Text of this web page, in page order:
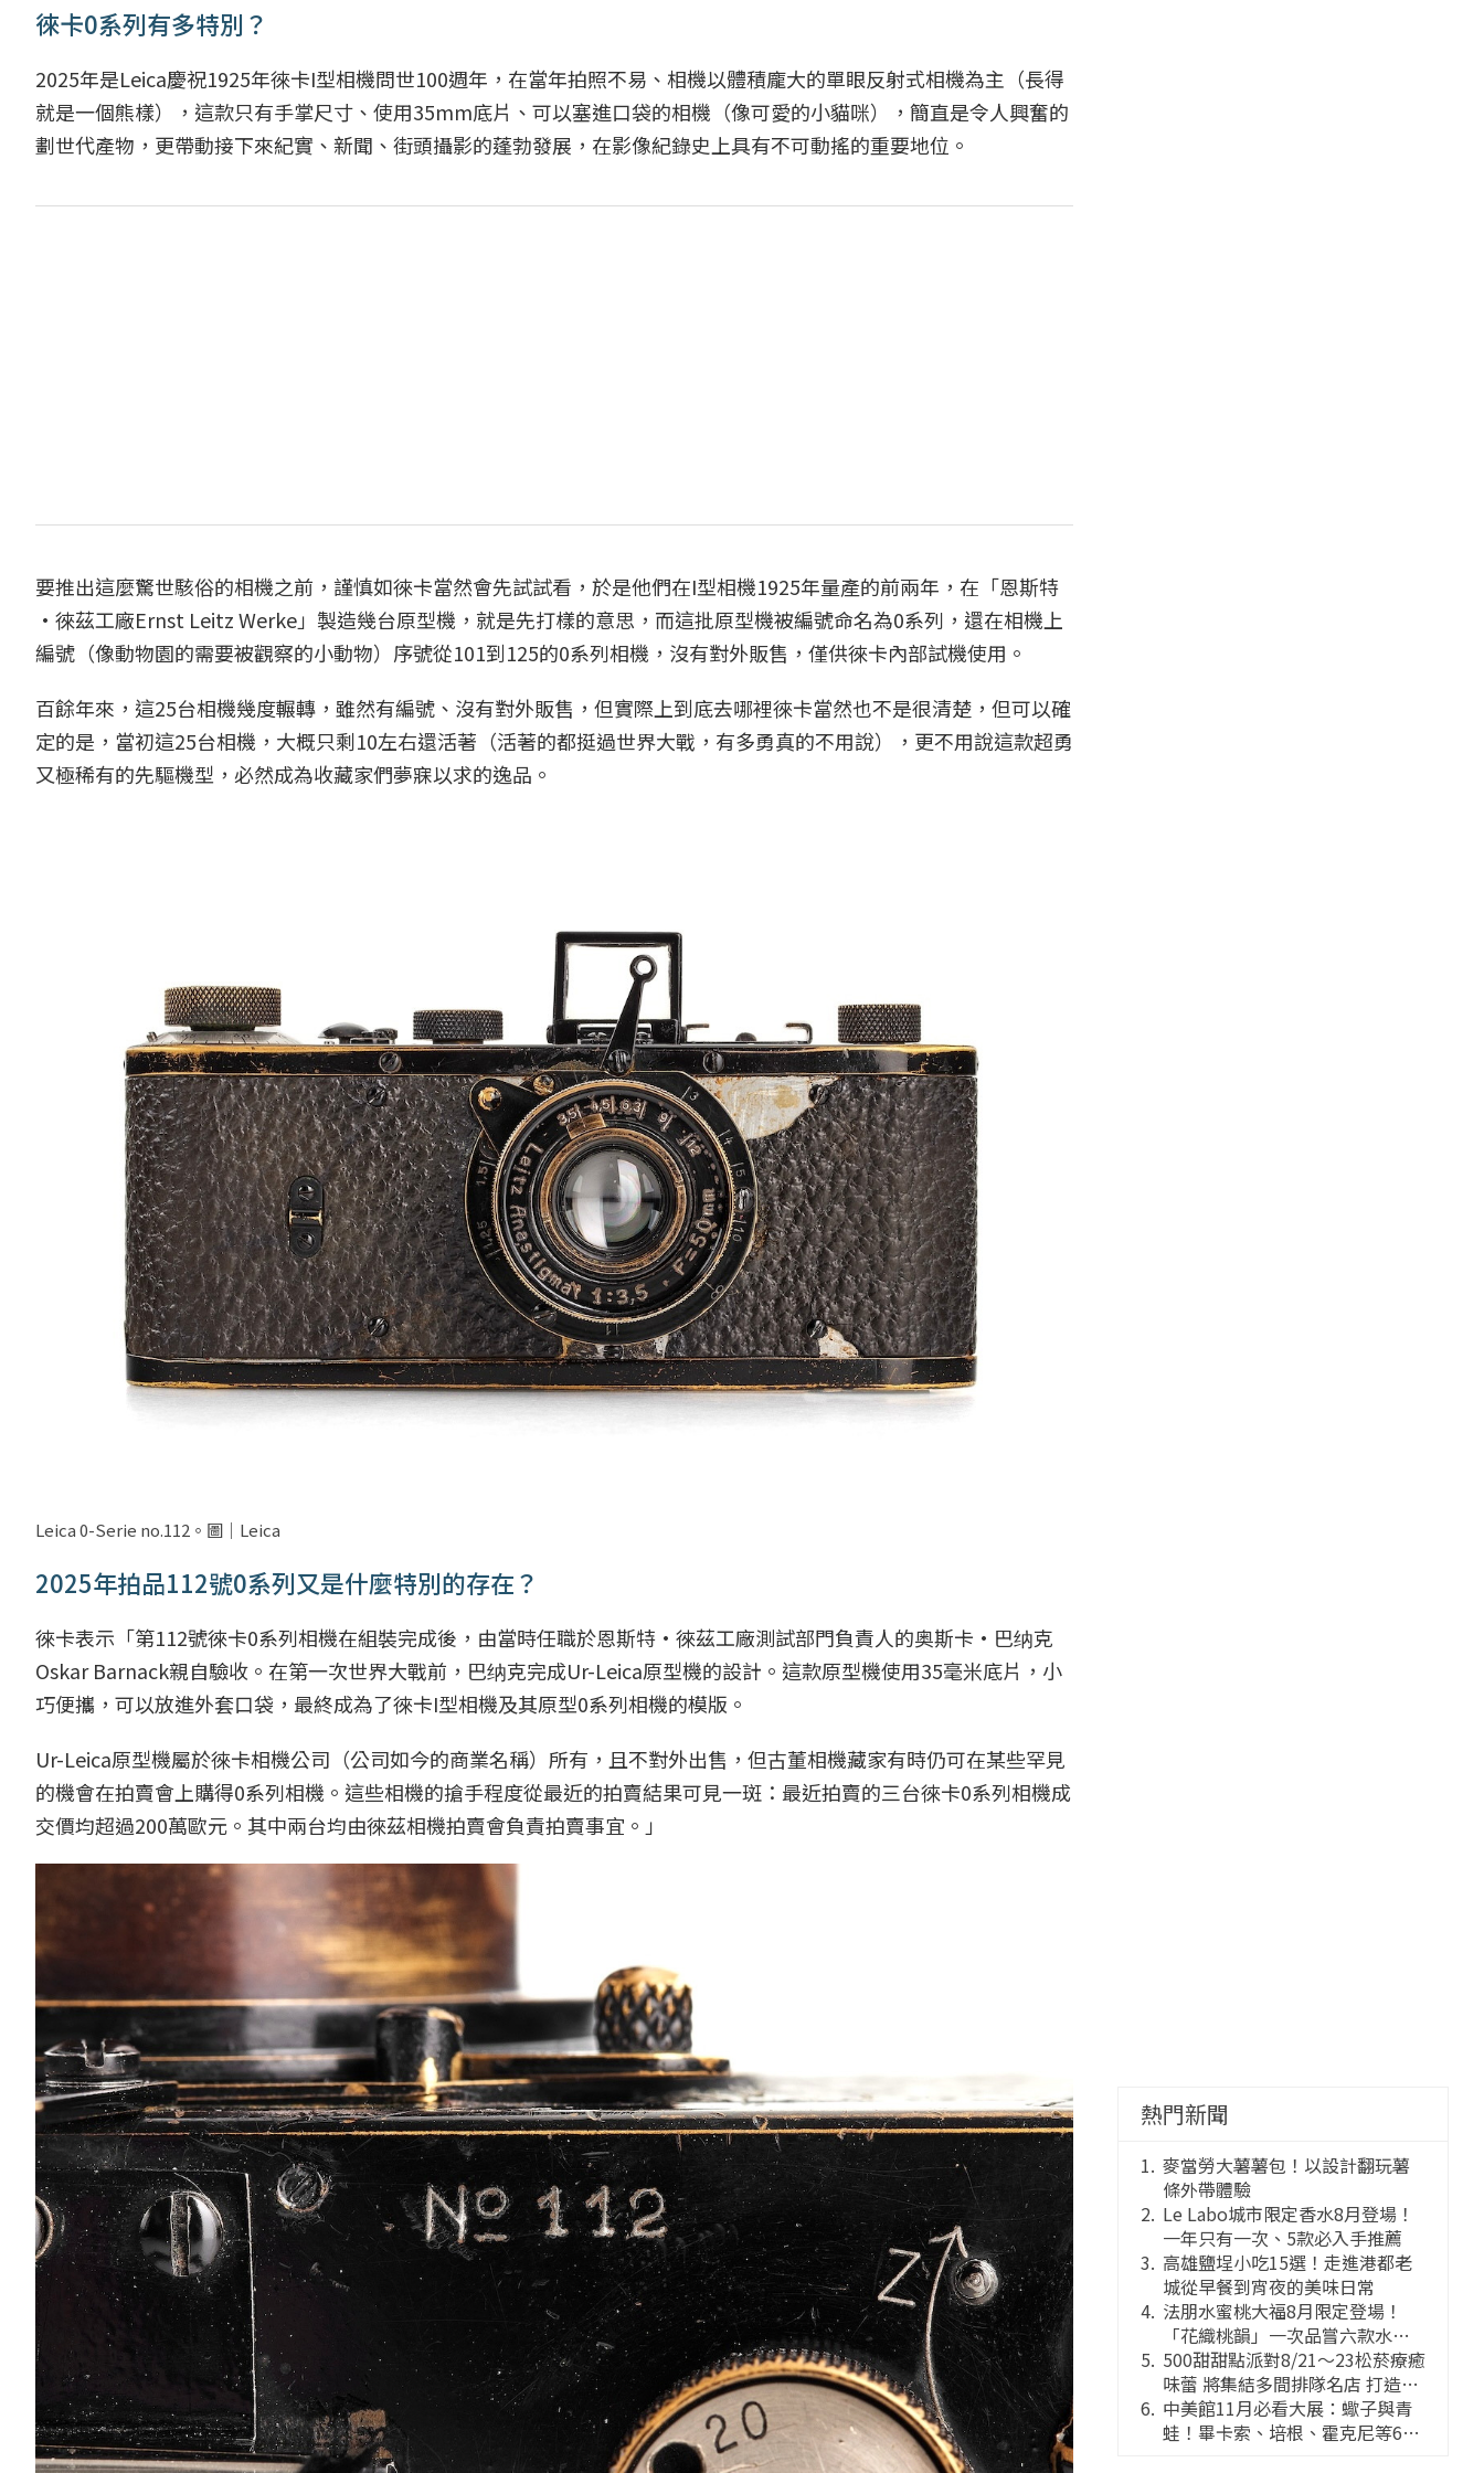
徠卡0系列有多特別？
2025年是Leica慶祝1925年徠卡I型相機問世100週年，在當年拍照不易、相機以體積龐大的單眼反射式相機為主（長得
就是一個熊樣），這款只有手掌尺寸、使用35mm底片、可以塞進口袋的相機（像可愛的小貓咪），簡直是令人興奮的
劃世代產物，更帶動接下來紀實、新聞、街頭攝影的蓬勃發展，在影像紀錄史上具有不可動搖的重要地位。
要推出這麼驚世駭俗的相機之前，謹慎如徠卡當然會先試試看，於是他們在I型相機1925年量產的前兩年，在「恩斯特
·徠茲工廠Ernst Leitz Werke」製造幾台原型機，就是先打樣的意思，而這批原型機被編號命名為0系列，還在相機上
編號（像動物園的需要被觀察的小動物）序號從101到125的0系列相機，沒有對外販售，僅供徠卡內部試機使用。
百餘年來，這25台相機幾度輾轉，雖然有編號、沒有對外販售，但實際上到底去哪裡徠卡當然也不是很清楚，但可以確
定的是，當初這25台相機，大概只剩10左右還活著（活著的都挺過世界大戰，有多勇真的不用說），更不用說這款超勇
又極稀有的先驅機型，必然成為收藏家們夢寐以求的逸品。
Leica 0-Serie no.112。圖｜Leica
2025年拍品112號0系列又是什麼特別的存在？
徠卡表示「第112號徠卡0系列相機在組裝完成後，由當時任職於恩斯特·徠茲工廠測試部門負責人的奥斯卡·巴纳克
Oskar Barnack親自驗收。在第一次世界大戰前，巴纳克完成Ur-Leica原型機的設計。這款原型機使用35毫米底片，小
巧便攜，可以放進外套口袋，最終成為了徠卡I型相機及其原型0系列相機的模版。
Ur-Leica原型機屬於徠卡相機公司（公司如今的商業名稱）所有，且不對外出售，但古董相機藏家有時仍可在某些罕見
的機會在拍賣會上購得0系列相機。這些相機的搶手程度從最近的拍賣結果可見一斑：最近拍賣的三台徠卡0系列相機成
交價均超過200萬歐元。其中兩台均由徠茲相機拍賣會負責拍賣事宜。」
熱門新聞
麥當勞大薯薯包！以設計翻玩薯
條外帶體驗
Le Labo城市限定香水8月登場！
一年只有一次、5款必入手推薦
高雄鹽埕小吃15選！走進港都老
城從早餐到宵夜的美味日常
法朋水蜜桃大福8月限定登場！
「花織桃韻」一次品嘗六款水蜜
桃花果大福
500甜甜點派對8/21～23松菸療癒
味蕾 將集結多間排隊名店 打造靈
感創意的舞台
中美館11月必看大展：蠍子與青
蛙！畢卡索、培根、霍克尼等66